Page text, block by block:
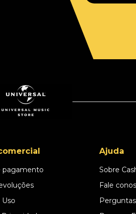
pagamento
Ajuda
Sobre
Fale